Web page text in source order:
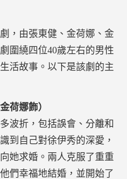
，由張東健、金荷娜、金
圍繞四位40歲左右的男性
活故事。以下是該劇的主
荷娜飾）
波折，包括誤會、分離和
到自己對徐伊秀的深愛，
她求婚。兩人克服了重重
們幸福地結婚，並開始了